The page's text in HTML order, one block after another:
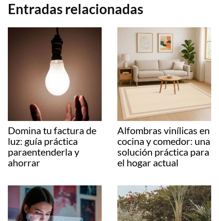
Entradas relacionadas
Domina tu factura de
luz: guía práctica
paraentenderla y
ahorrar
Alfombras vinílicas en
cocina y comedor: una
solución práctica para
el hogar actual